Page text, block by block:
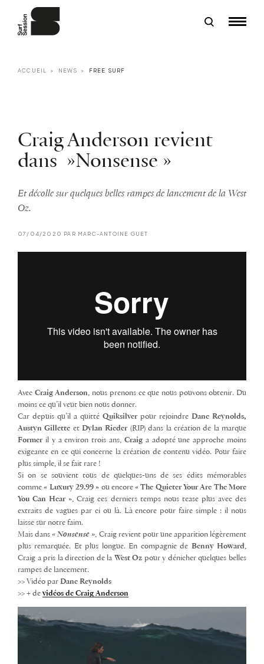
ACCUEIL NEWS FREE SURF
Craig Anderson revient
dans »Nonsense »
Et décolle sur quelques belles rampes de lancement de la West
Oz.
07/04/2020 PAR MARC-ANTOINE GUET
Avec Craig Anderson, nous prenons ce que nous pouvons obtenir. Du
moins ce qu’il veut bien nous donner.
Car depuis qu’il a quitté Quiksilverpour rejoindre Dane Reynolds,
Austyn Gillette etDylan Rieder(RIP) dans la création de la marque
Formeril y a environ trois ans, Craiga adopté une approche moins
exigeante en ce qui concerne la création de contenu vidéo. Pour faire
plus simple, il se fait rare !
Si on se souvient tous de quelques-uns de ses édits mémorables
comme« Luxury 29.99 » ou encore« The Quieter Your Are The More
You Can Hear », Craig ces derniers temps nous tease plus avec des
extraits de vagues par ci ou là. Là encore pour faire simple : il nous
laisse sur notre faim.
Mais dans« Nonsense », Craig revient pour une apparition légèrement
plus remarquée. Et plus longue. En compagnie de Benny Howard,
Craig a pris la direction de la West Oz pour y dénicher quelques belles
rampes de lancement.
>> Vidéo par Dane Reynolds
>> + de vidéos de Craig Anderson